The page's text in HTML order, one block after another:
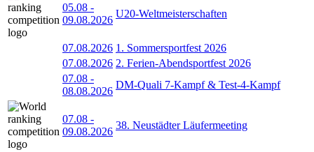
05.08 -
09.08.2026
U20-Weltmeisterschaften
07.08.2026 1. Sommersportfest 2026
07.08.2026 2. Ferien-Abendsportfest 2026
07.08 -
08.08.2026
DM-Quali 7-Kampf & Test-4-Kampf
07.08 -
09.08.2026
38. Neustädter Läufermeeting